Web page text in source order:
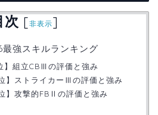
次 [非表示]
強スキルランキング
】組立CBⅢの評価と強み
位】ストライカーⅢの評価と強み
】攻撃的FBⅡの評価と強み